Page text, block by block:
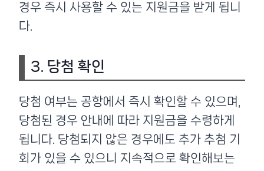
경우 즉시 사용할 수 있는 지원금을 받게 됩니
다.
3. 당첨 확인
당첨 여부는 공항에서 즉시 확인할 수 있으며,
당첨된 경우 안내에 따라 지원금을 수령하게
됩니다. 당첨되지 않은 경우에도 추가 추첨 기
회가 있을 수 있으니 지속적으로 확인해보는